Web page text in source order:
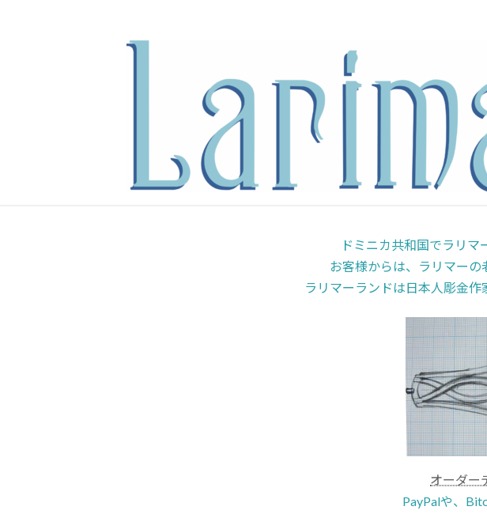
ドミニカ共和国でラリマ
お客様からは、ラリマーの
ラリマーランドは日本人彫金作
オーダー
PayPalや、